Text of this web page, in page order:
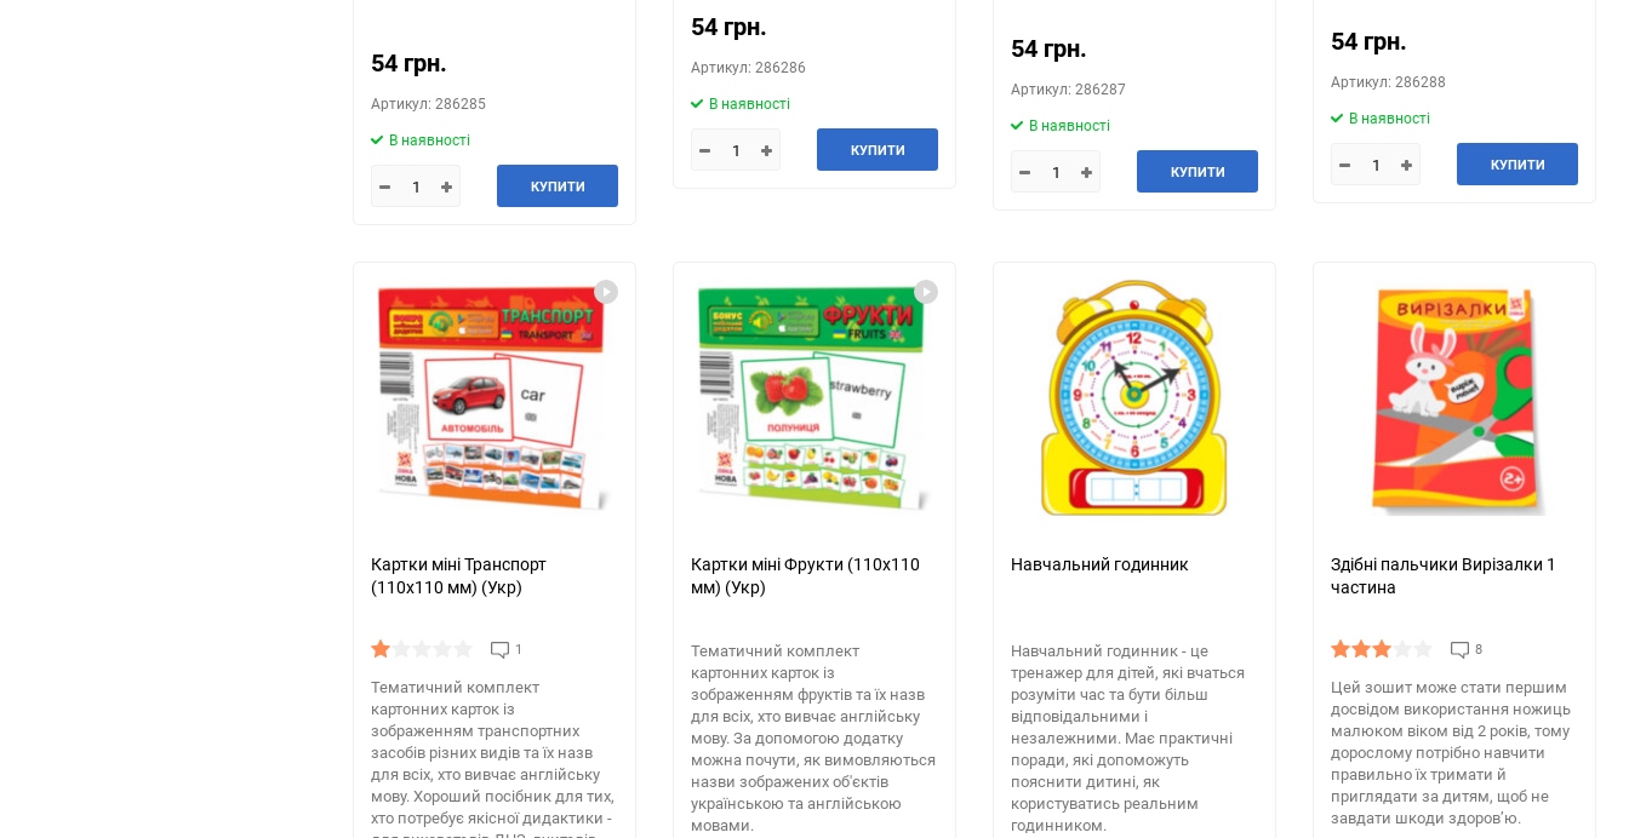
54 грн.
Артикул: 286285
В наявності
КУПИТИ
54 грн.
Артикул: 286286
В наявності
КУПИТИ
54 грн.
Артикул: 286287
В наявності
КУПИТИ
54 грн.
Артикул: 286288
В наявності
КУПИТИ
Картки міні Транспорт
(110х110 мм) (Укр)
1
Тематичний комплект
картонних карток із
зображенням транспортних
засобів різних видів та їх назв
для всіх, хто вивчає англійську
мову. Хороший посібник для тих,
хто потребує якісної дидактики -
Картки міні Фрукти (110х110
мм) (Укр)
Тематичний комплект
картонних карток із
зображенням фруктів та їх назв
для всіх, хто вивчає англійську
мову. За допомогою додатку
можна почути, як вимовляються
назви зображених об'єктів
українською та англійською
мовами.
Навчальний годинник
Навчальний годинник - це
тренажер для дітей, які вчаться
розуміти час та бути більш
відповідальними і
незалежними. Має практичні
поради, які допоможуть
пояснити дитині, як
користуватись реальним
годинником.
Здібні пальчики Вирізалки 1
частина
8
Цей зошит може стати першим
досвідом використання ножиць
малюком віком від 2 років, тому
дорослому потрібно навчити
правильно їх тримати й
приглядати за дитям, щоб не
завдати шкоди здоров’ю.